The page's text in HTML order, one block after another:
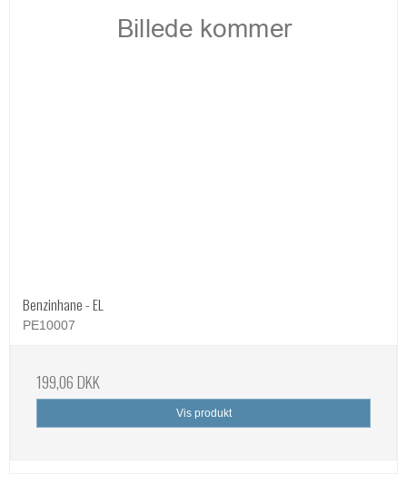
Benzinhane - EL
PE10007
199,06 DKK
Vis produkt